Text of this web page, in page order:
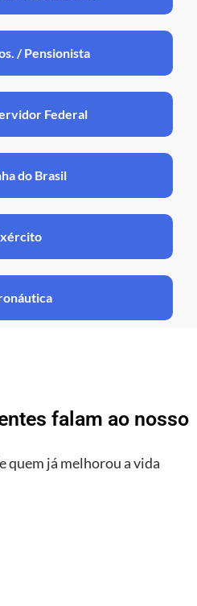
/ Pensionista
Federal
do Brasil
falam ao nosso
quem já melhorou a vida